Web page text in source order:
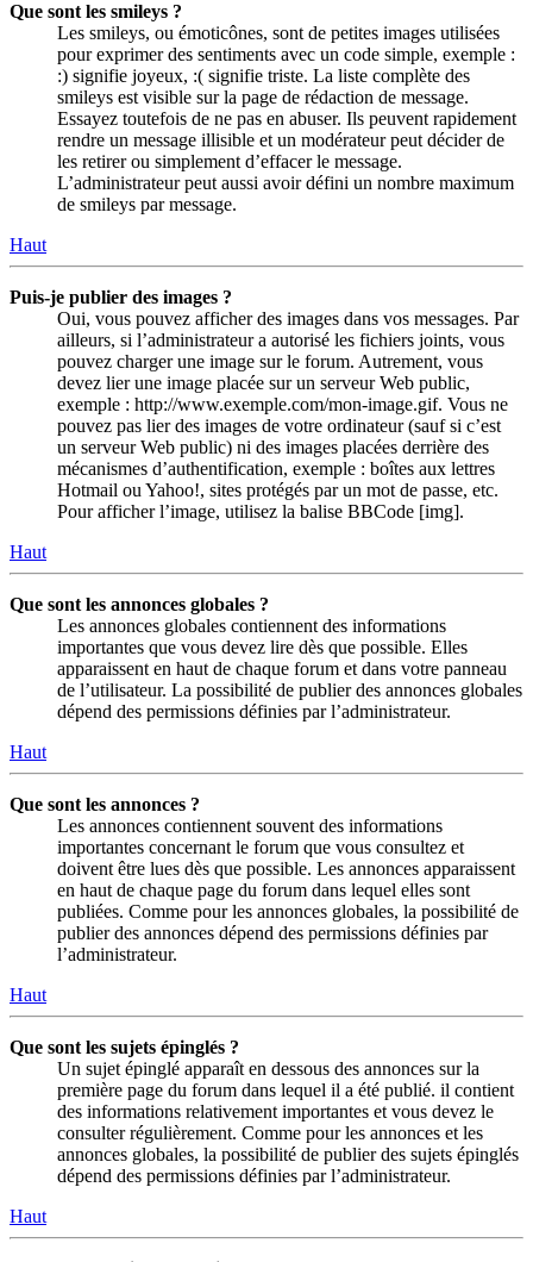
Que sont les smileys ?
Les smileys, ou émoticônes, sont de petites images utilisées
pour exprimer des sentiments avec un code simple, exemple :
:) signifie joyeux, :( signifie triste. La liste complète des
smileys est visible sur la page de rédaction de message.
Essayez toutefois de ne pas en abuser. Ils peuvent rapidement
rendre un message illisible et un modérateur peut décider de
les retirer ou simplement d’effacer le message.
L’administrateur peut aussi avoir défini un nombre maximum
de smileys par message.
Haut
Puis-je publier des images ?
Oui, vous pouvez afficher des images dans vos messages. Par
ailleurs, si l’administrateur a autorisé les fichiers joints, vous
pouvez charger une image sur le forum. Autrement, vous
devez lier une image placée sur un serveur Web public,
exemple : http://www.exemple.com/mon-image.gif. Vous ne
pouvez pas lier des images de votre ordinateur (sauf si c’est
un serveur Web public) ni des images placées derrière des
mécanismes d’authentification, exemple : boîtes aux lettres
Hotmail ou Yahoo!, sites protégés par un mot de passe, etc.
Pour afficher l’image, utilisez la balise BBCode [img].
Haut
Que sont les annonces globales ?
Les annonces globales contiennent des informations
importantes que vous devez lire dès que possible. Elles
apparaissent en haut de chaque forum et dans votre panneau
de l’utilisateur. La possibilité de publier des annonces globales
dépend des permissions définies par l’administrateur.
Haut
Que sont les annonces ?
Les annonces contiennent souvent des informations
importantes concernant le forum que vous consultez et
doivent être lues dès que possible. Les annonces apparaissent
en haut de chaque page du forum dans lequel elles sont
publiées. Comme pour les annonces globales, la possibilité de
publier des annonces dépend des permissions définies par
l’administrateur.
Haut
Que sont les sujets épinglés ?
Un sujet épinglé apparaît en dessous des annonces sur la
première page du forum dans lequel il a été publié. il contient
des informations relativement importantes et vous devez le
consulter régulièrement. Comme pour les annonces et les
annonces globales, la possibilité de publier des sujets épinglés
dépend des permissions définies par l’administrateur.
Haut